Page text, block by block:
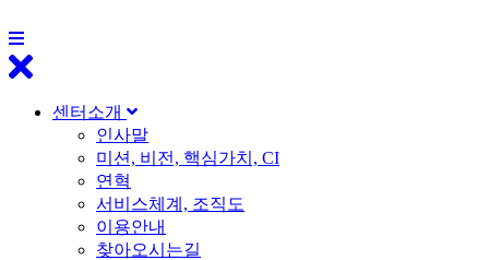
센터소개
인사말
미션, 비전, 핵심가치, CI
연혁
서비스체계, 조직도
이용안내
찾아오시는길